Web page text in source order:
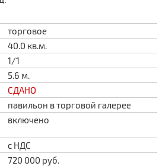
торговое
40.0 кв.м.
1/1
5.6 м.
СДАНО
павильон в торговой галерее
включено
с НДС
720 000 руб.